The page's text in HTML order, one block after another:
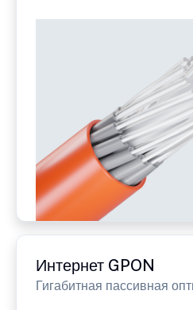
Интернет GPON
Гигабитная пассивная